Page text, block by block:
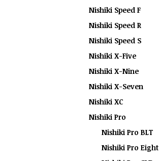
Nishiki Speed F
Nishiki Speed R
Nishiki Speed S
Nishiki X-Five
Nishiki X-Nine
Nishiki X-Seven
Nishiki XC
Nishiki Pro
Nishiki Pro BLT
Nishiki Pro Eight